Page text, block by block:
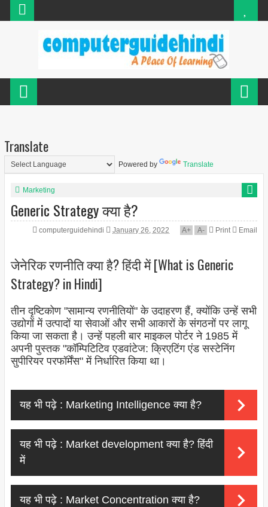
Translate
Powered by Translate
Marketing
Generic Strategy क्या है?
computerguidehindi January 26, 2022 A+ A- Print Email
जेनेरिक रणनीति क्या है? हिंदी में [What is Generic
Strategy? in Hindi]
तीन दृष्टिकोण "सामान्य रणनीतियों" के उदाहरण हैं, क्योंकि उन्हें सभी
उद्योगों में उत्पादों या सेवाओं और सभी आकारों के संगठनों पर लागू
किया जा सकता है। उन्हें पहली बार माइकल पोर्टर ने 1985 में
अपनी पुस्तक "कॉम्पिटिटिव एडवांटेज: क्रिएटिंग एंड सस्टेनिंग
सुपीरियर परफॉर्मेंस" में निर्धारित किया था।
यह भी पढ़े : Marketing Intelligence क्या है?
यह भी पढ़े : Market development क्या है? हिंदी
में
यह भी पढ़े : Market Concentration क्या है?